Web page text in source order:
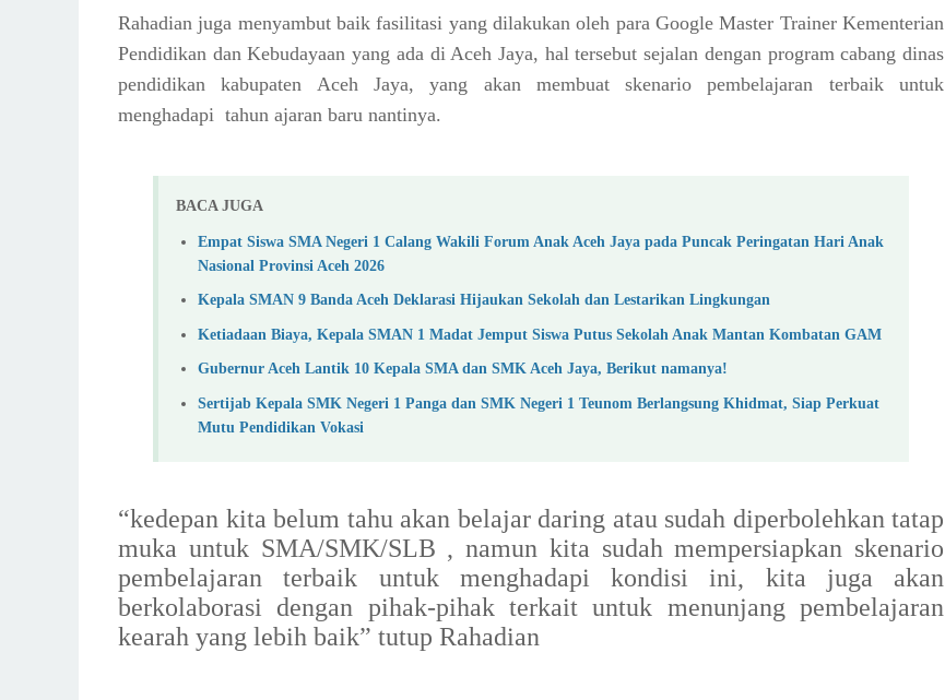
Rahadian juga menyambut baik fasilitasi yang dilakukan oleh para Google Master Trainer Kementerian
Pendidikan dan Kebudayaan yang ada di Aceh Jaya, hal tersebut sejalan dengan program cabang dinas
pendidikan kabupaten Aceh Jaya, yang akan membuat skenario pembelajaran terbaik untuk
menghadapi tahun ajaran baru nantinya.
BACA JUGA
Empat Siswa SMA Negeri 1 Calang Wakili Forum Anak Aceh Jaya pada Puncak Peringatan Hari Anak
Nasional Provinsi Aceh 2026
Kepala SMAN 9 Banda Aceh Deklarasi Hijaukan Sekolah dan Lestarikan Lingkungan
Ketiadaan Biaya, Kepala SMAN 1 Madat Jemput Siswa Putus Sekolah Anak Mantan Kombatan GAM
Gubernur Aceh Lantik 10 Kepala SMA dan SMK Aceh Jaya, Berikut namanya!
Sertijab Kepala SMK Negeri 1 Panga dan SMK Negeri 1 Teunom Berlangsung Khidmat, Siap Perkuat
Mutu Pendidikan Vokasi
“kedepan kita belum tahu akan belajar daring atau sudah diperbolehkan tatap
muka untuk SMA/SMK/SLB , namun kita sudah mempersiapkan skenario
pembelajaran terbaik untuk menghadapi kondisi ini, kita juga akan
berkolaborasi dengan pihak-pihak terkait untuk menunjang pembelajaran
kearah yang lebih baik” tutup Rahadian